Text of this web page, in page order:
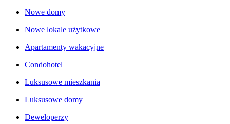
Nowe domy
Nowe lokale użytkowe
Apartamenty wakacyjne
Condohotel
Luksusowe mieszkania
Luksusowe domy
Deweloperzy